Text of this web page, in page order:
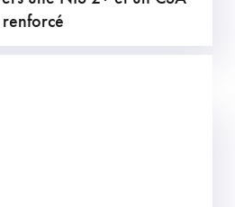
renforcé